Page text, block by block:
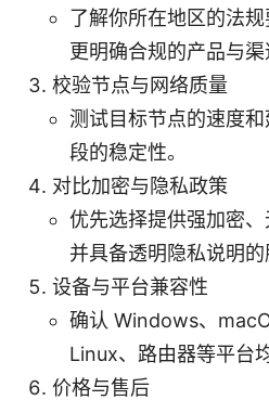
了解你所在地区的法
更明确合规的产品与渠
校验节点与网络质量
测试目标节点的速度
段的稳定性。
对比加密与隐私政策
优先选择提供强加密、
并具备透明隐私说明的
设备与平台兼容性
确认 Windows、
Linux、路由器等平台
价格与售后